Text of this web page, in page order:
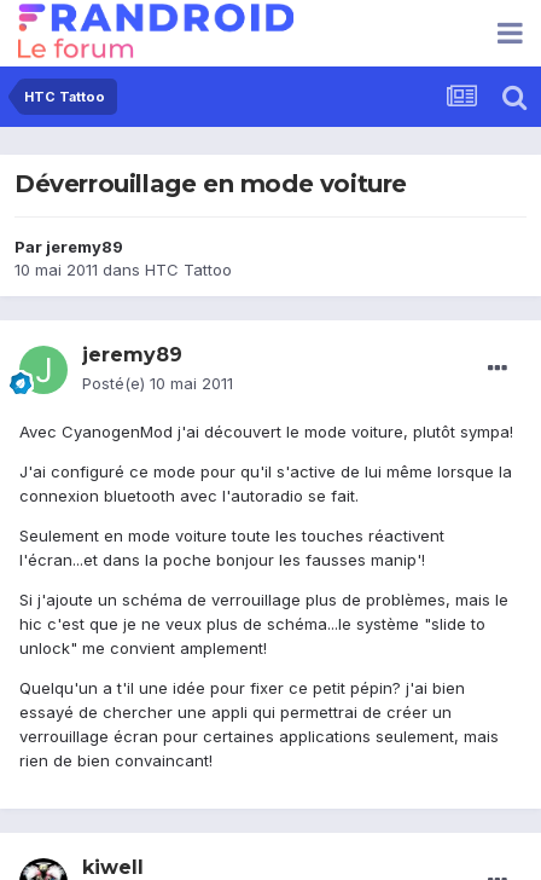
HTC Tattoo
Déverrouillage en mode voiture
Par jeremy89
10 mai 2011 dans HTC Tattoo
jeremy89
Posté(e) 10 mai 2011
Avec CyanogenMod j'ai découvert le mode voiture, plutôt sympa!
J'ai configuré ce mode pour qu'il s'active de lui même lorsque la
connexion bluetooth avec l'autoradio se fait.
Seulement en mode voiture toute les touches réactivent
l'écran...et dans la poche bonjour les fausses manip'!
Si j'ajoute un schéma de verrouillage plus de problèmes, mais le
hic c'est que je ne veux plus de schéma...le système "slide to
unlock" me convient amplement!
Quelqu'un a t'il une idée pour fixer ce petit pépin? j'ai bien
essayé de chercher une appli qui permettrai de créer un
verrouillage écran pour certaines applications seulement, mais
rien de bien convaincant!
kiwell